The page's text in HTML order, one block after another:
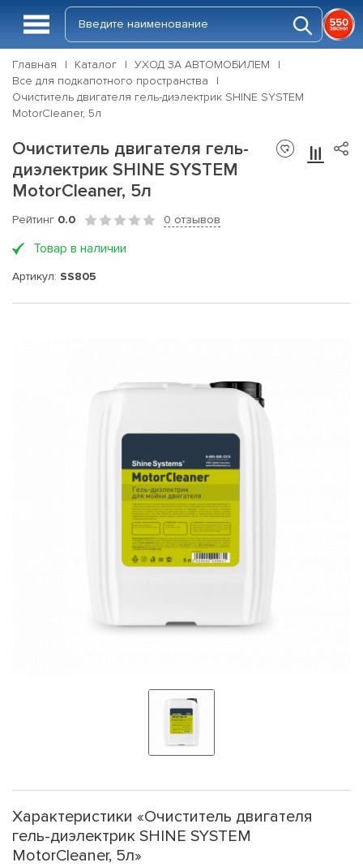
Главная Каталог
УХОД ЗА АВТОМОБИЛЕМ
Все для подкапотного пространства
Очиститель двигателя гель-диэлектрик SHINE SYSTEM
MotorCleaner, 5л
Очиститель двигателя гель-
диэлектрик SHINE SYSTEM
MotorCleaner, 5л
Рейтинг 0.0 0 отзывов
Товар в наличии
Артикул: SS805
Характеристики «Очиститель двигателя
гель-диэлектрик SHINE SYSTEM
MotorCleaner, 5л»